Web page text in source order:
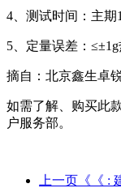
4、测试时间：主期
5、定量误差：
摘自：北京鑫生卓
如需了解、购买此
户服务部。
上一页《《 :